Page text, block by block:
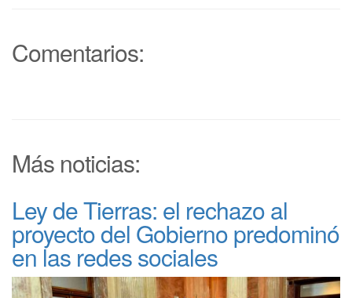
Comentarios:
Más noticias:
Ley de Tierras: el rechazo al
proyecto del Gobierno predominó
en las redes sociales